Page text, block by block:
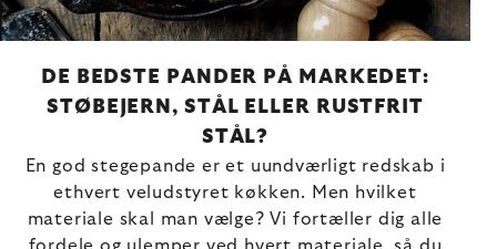
DE BEDSTE PANDER PÅ MARKEDET:
STØBEJERN, STÅL ELLER RUSTFRIT
STÅL?
En god stegepande er et uundværligt redskab i
ethvert veludstyret køkken. Men hvilket
materiale skal man vælge? Vi fortæller dig alle